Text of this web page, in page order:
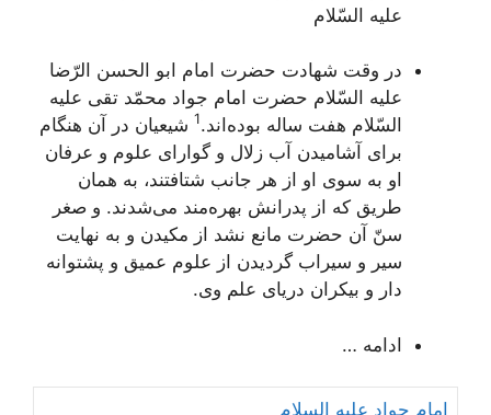
عليه السّلام‌
در وقت شهادت حضرت امام ابو الحسن الرّضا
عليه السّلام حضرت امام جواد محمّد تقى عليه
السّلام هفت ساله بوده‌اند.1 شيعيان در آن هنگام
براى آشاميدن آب زلال و گواراى علوم و عرفان
او به سوى او از هر جانب شتافتند، به همان
طريق كه از پدرانش بهره‌مند مى‌شدند. و صغر
سنّ آن حضرت مانع نشد از مكيدن و به نهايت
سير و سيراب گرديدن از علوم عميق و پشتوانه
دار و بيكران درياى علم وى.
ادامه …
امام جواد علیه السلام